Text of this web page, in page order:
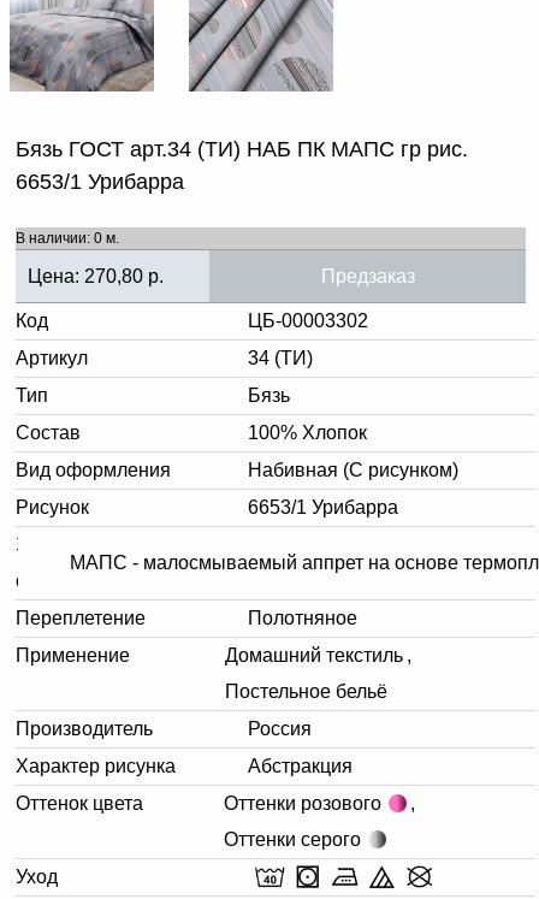
Бязь ГОСТ арт.34 (ТИ) НАБ ПК МАПС гр рис.
6653/1 Урибарра
В наличии: 0 м.
Цена: 270,80 р. Предзаказ
Код
ЦБ-00003302
Артикул
34 (ТИ)
Тип
Бязь
Состав
100% Хлопок
Вид оформления
Набивная (С рисунком)
Рисунок
6653/1 Урибарра
Заключительная
МАПС - малосмываемый аппрет на основе
Переплетение
Полотняное
Применение
Домашний текстиль ,
Постельное бельё
Производитель
Россия
Характер рисунка
Абстракция
Оттенок цвета
Оттенки розового
,
Оттенки серого
Уход